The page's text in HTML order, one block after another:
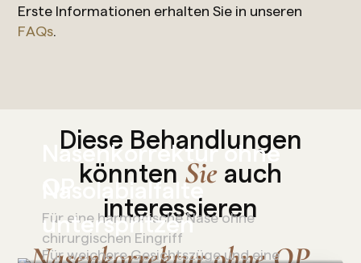
Erste Informationen erhalten Sie in unseren
FAQs
Diese Behandlungen
könnten Sie auch
interessieren
Nasenkorrektur ohne
Für eine harmonische Nase ohne
chirurgischen Eingriff
Nasolabialfalte
unterspritzen
Für weichere Gesichtszüge und eine